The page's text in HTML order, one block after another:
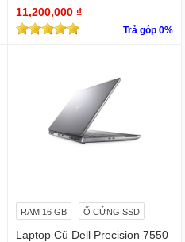
n 15.6″ IPS Full HD 1920×1080
IPS / VGA NVIDIA Quadro P62
0
11,200,000 ₫
Trả góp 0%
RAM 16 GB Ổ CỨNG SSD
Laptop Cũ Dell Precision 7550